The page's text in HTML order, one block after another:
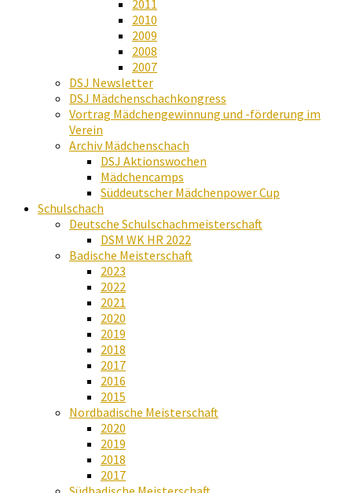
2011
2010
2009
2008
2007
DSJ Newsletter
DSJ Mädchenschachkongress
Vortrag Mädchengewinnung und -förderung im
Verein
Archiv Mädchenschach
DSJ Aktionswochen
Mädchencamps
Süddeutscher Mädchenpower Cup
Schulschach
Deutsche Schulschachmeisterschaft
DSM WK HR 2022
Badische Meisterschaft
2023
2022
2021
2020
2019
2018
2017
2016
2015
Nordbadische Meisterschaft
2020
2019
2018
2017